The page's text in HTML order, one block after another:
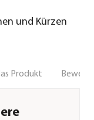
und Kürzen
Produkt